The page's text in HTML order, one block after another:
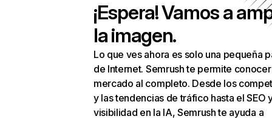
¡Espera! Vamos a
la imagen.
Lo que ves ahora es solo una pequeña
de Internet. Semrush te permite
mercado al completo. Desde los
y las tendencias de tráfico hasta el SEO
visibilidad en la IA, Semrush te ayuda a